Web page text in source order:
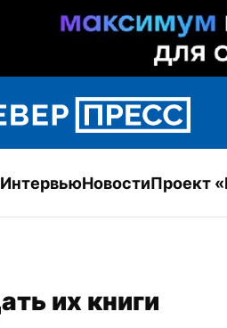
ИнтервьюНовостиПроект
их книги